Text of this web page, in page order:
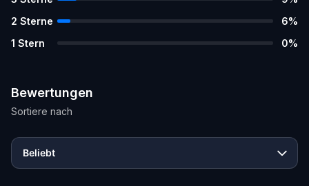
2 Sterne 6%
1 Stern 0%
Bewertungen
Sortiere nach
Beliebt